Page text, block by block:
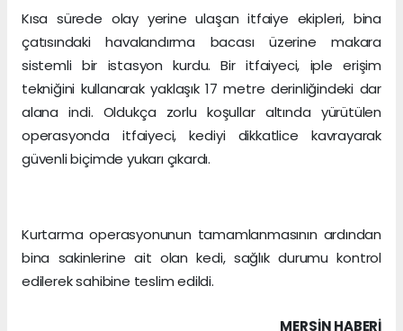
Kısa sürede olay yerine ulaşan itfaiye ekipleri, bina
çatısındaki havalandırma bacası üzerine makara
sistemli bir istasyon kurdu. Bir itfaiyeci, iple erişim
tekniğini kullanarak yaklaşık 17 metre derinliğindeki dar
alana indi. Oldukça zorlu koşullar altında yürütülen
operasyonda itfaiyeci, kediyi dikkatlice kavrayarak
güvenli biçimde yukarı çıkardı.
Kurtarma operasyonunun tamamlanmasının ardından
bina sakinlerine ait olan kedi, sağlık durumu kontrol
edilerek sahibine teslim edildi.
MERSIN HABERİ